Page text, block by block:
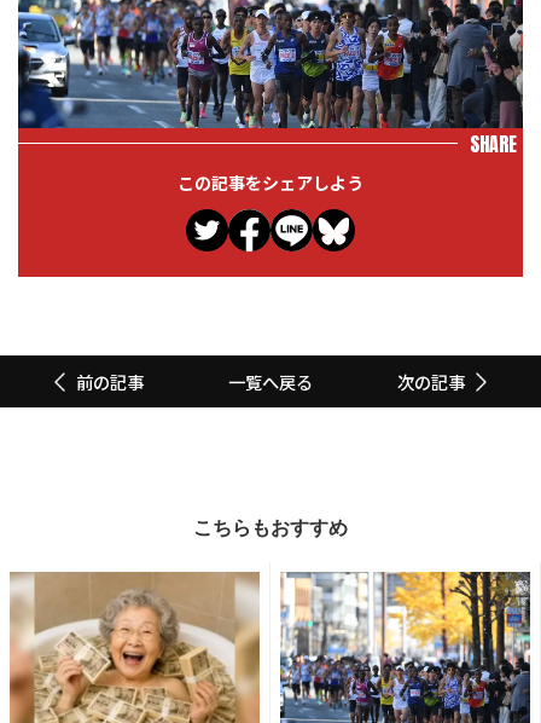
SHARE
この記事をシェアしよう
前の記事 一覧へ戻る 次の記事
こちらもおすすめ